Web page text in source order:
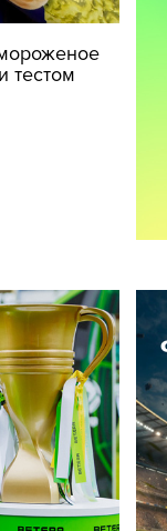
тестом